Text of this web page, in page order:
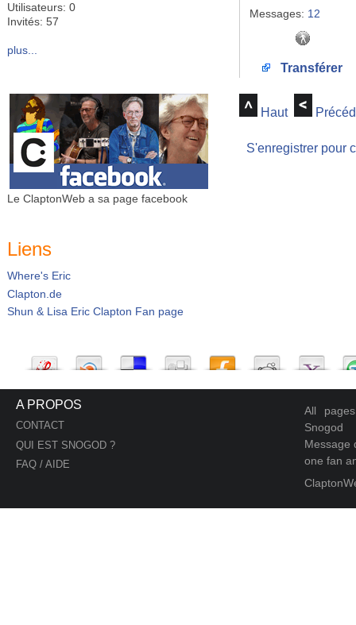
Utilisateurs: 0
Invités: 57
plus...
Le ClaptonWeb a sa page facebook
Liens
Where's Eric
Clapton.de
Shun & Lisa Eric Clapton Fan page
Messages: 12
Transférer
Haut
S'enregistrer pour
A PROPOS
CONTACT
QUI EST SNOGOD ?
FAQ / AIDE
All
Snogod
Message
one fan